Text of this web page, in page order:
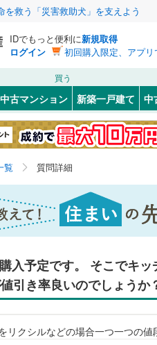
を救う「災害救助犬」を支えよう
IDでもっと便利に新規取得
ログイン
初回購入限定、アプ
買う
中古マンション 新築一戸建て 中
覧 質問詳細
入予定です。 そこでキ
引き率良いのでしょうか
リクシルなどの場合一つ一つの値